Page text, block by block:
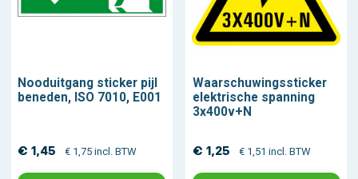
Nooduitgang sticker pijl
beneden, ISO 7010, E001
€ 1,45 € 1,75 incl. BTW
Waarschuwingssticker
elektrische spanning
3x400v+N
€ 1,25 € 1,51 incl. BTW